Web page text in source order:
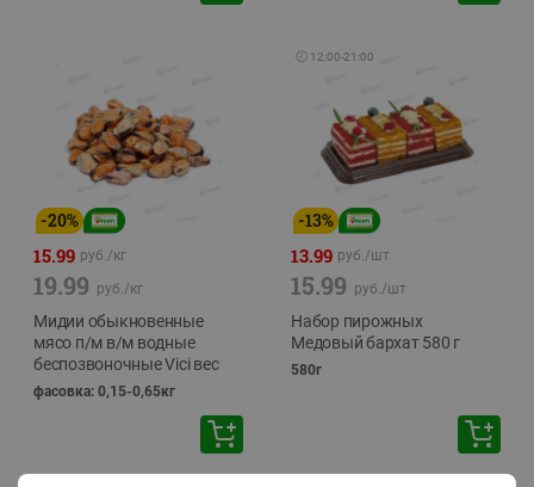
-20%
15.99 руб./кг
19.99 руб./кг
Мидии обыкновенные
мясо п/м в/м водные
беспозвоночные Vici вес
фасовка: 0,15-0,65кг
🕘 12:00-21:00
-13%
13.99 руб./шт
15.99 руб./шт
Набор пирожных
Медовый бархат 580 г
580г